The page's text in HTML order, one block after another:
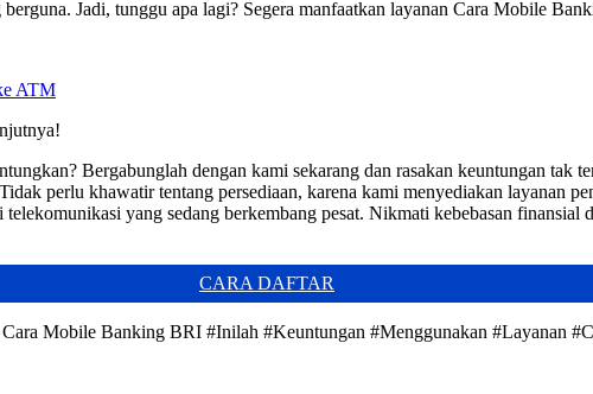
Jadi, tunggu apa lagi? Segera manfaatkan layanan Cara Mobile
ATM
Bergabunglah dengan kami sekarang dan rasakan keuntungan tak
perlu khawatir tentang persediaan, karena kami menyediakan layanan
yang sedang berkembang pesat. Nikmati kebebasan
CARA DAFTAR
Mobile Banking BRI #Inilah #Keuntungan #Menggunakan #Layanan